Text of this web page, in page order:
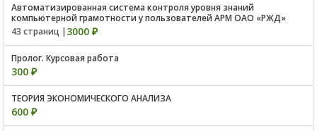
Автоматизированная система контроля уровня знаний
компьютерной грамотности у пользователей АРМ ОАО «РЖД»
43 страниц | 3000 ₽
Пролог. Курсовая работа
300 ₽
ТЕОРИЯ ЭКОНОМИЧЕСКОГО АНАЛИЗА
600 ₽